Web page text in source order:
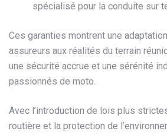
spécialisé pour la conduite sur
Ces garanties montrent une
assureurs aux réalités du terrain
une sécurité accrue et une sérénité
passionnés de moto.
Avec l’introduction de lois plus
routière et la protection de